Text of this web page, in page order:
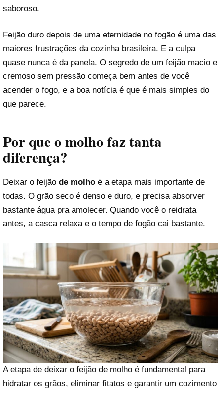
saboroso.
Feijão duro depois de uma eternidade no fogão é uma das
maiores frustrações da cozinha brasileira. E a culpa
quase nunca é da panela. O segredo de um feijão macio e
cremoso sem pressão começa bem antes de você
acender o fogo, e a boa notícia é que é mais simples do
que parece.
Por que o molho faz tanta
diferença?
Deixar o feijão de molho é a etapa mais importante de
todas. O grão seco é denso e duro, e precisa absorver
bastante água pra amolecer. Quando você o reidrata
antes, a casca relaxa e o tempo de fogão cai bastante.
A etapa de deixar o feijão de molho é fundamental para
hidratar os grãos, eliminar fitatos e garantir um cozimento